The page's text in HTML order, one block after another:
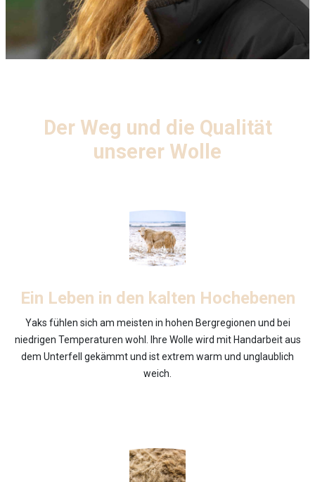
Der Weg und die Qualität
unserer Wolle
Ein Leben in den kalten Hochebenen
Yaks fühlen sich am meisten in hohen Bergregionen und bei
niedrigen Temperaturen wohl. Ihre Wolle wird mit Handarbeit aus
dem Unterfell gekämmt und ist extrem warm und unglaublich
weich.